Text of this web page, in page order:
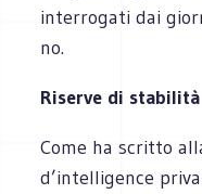
interrogati dai
no.
Riserve di stabilità
Come ha scritto
d’intelligence